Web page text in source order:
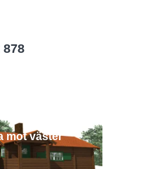
mot väster